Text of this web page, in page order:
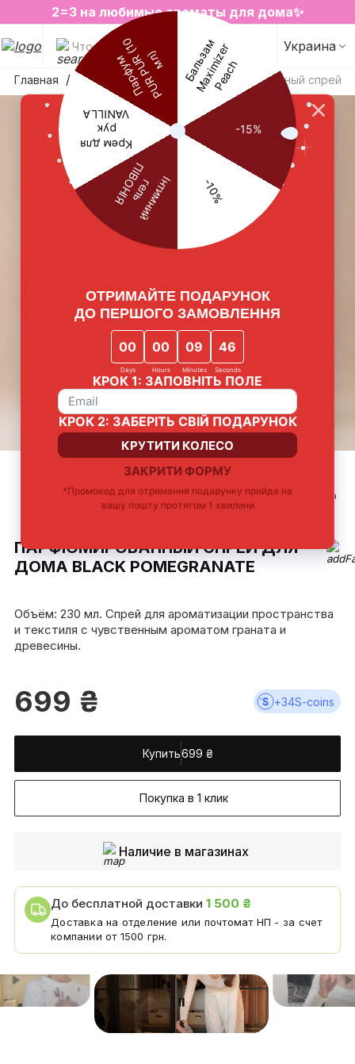
SALE на избранные товары
2=3 на любимые ароматы для дома✨
Что будем искать? Украина
Главная Ароматы для дома Парфюмированный спрей
Безопасно для
Устраняет
посторонние запахи
Мгновенная
ароматизация
Универсально для
ПАРФЮМИРОВАННЫЙ СПРЕЙ ДЛЯ
ДОМА BLACK POMEGRANATE
Объём: 230 мл. Спрей для ароматизации пространства
и текстиля с чувственным ароматом граната и
древесины.
699 ₴ +34S-coins
Купить699 ₴
Покупка в 1 клик
Наличие в магазинах
До бесплатной доставки1 500 ₴
Доставка на отделение или почтомат НП - за счет
компании от 1500 грн.